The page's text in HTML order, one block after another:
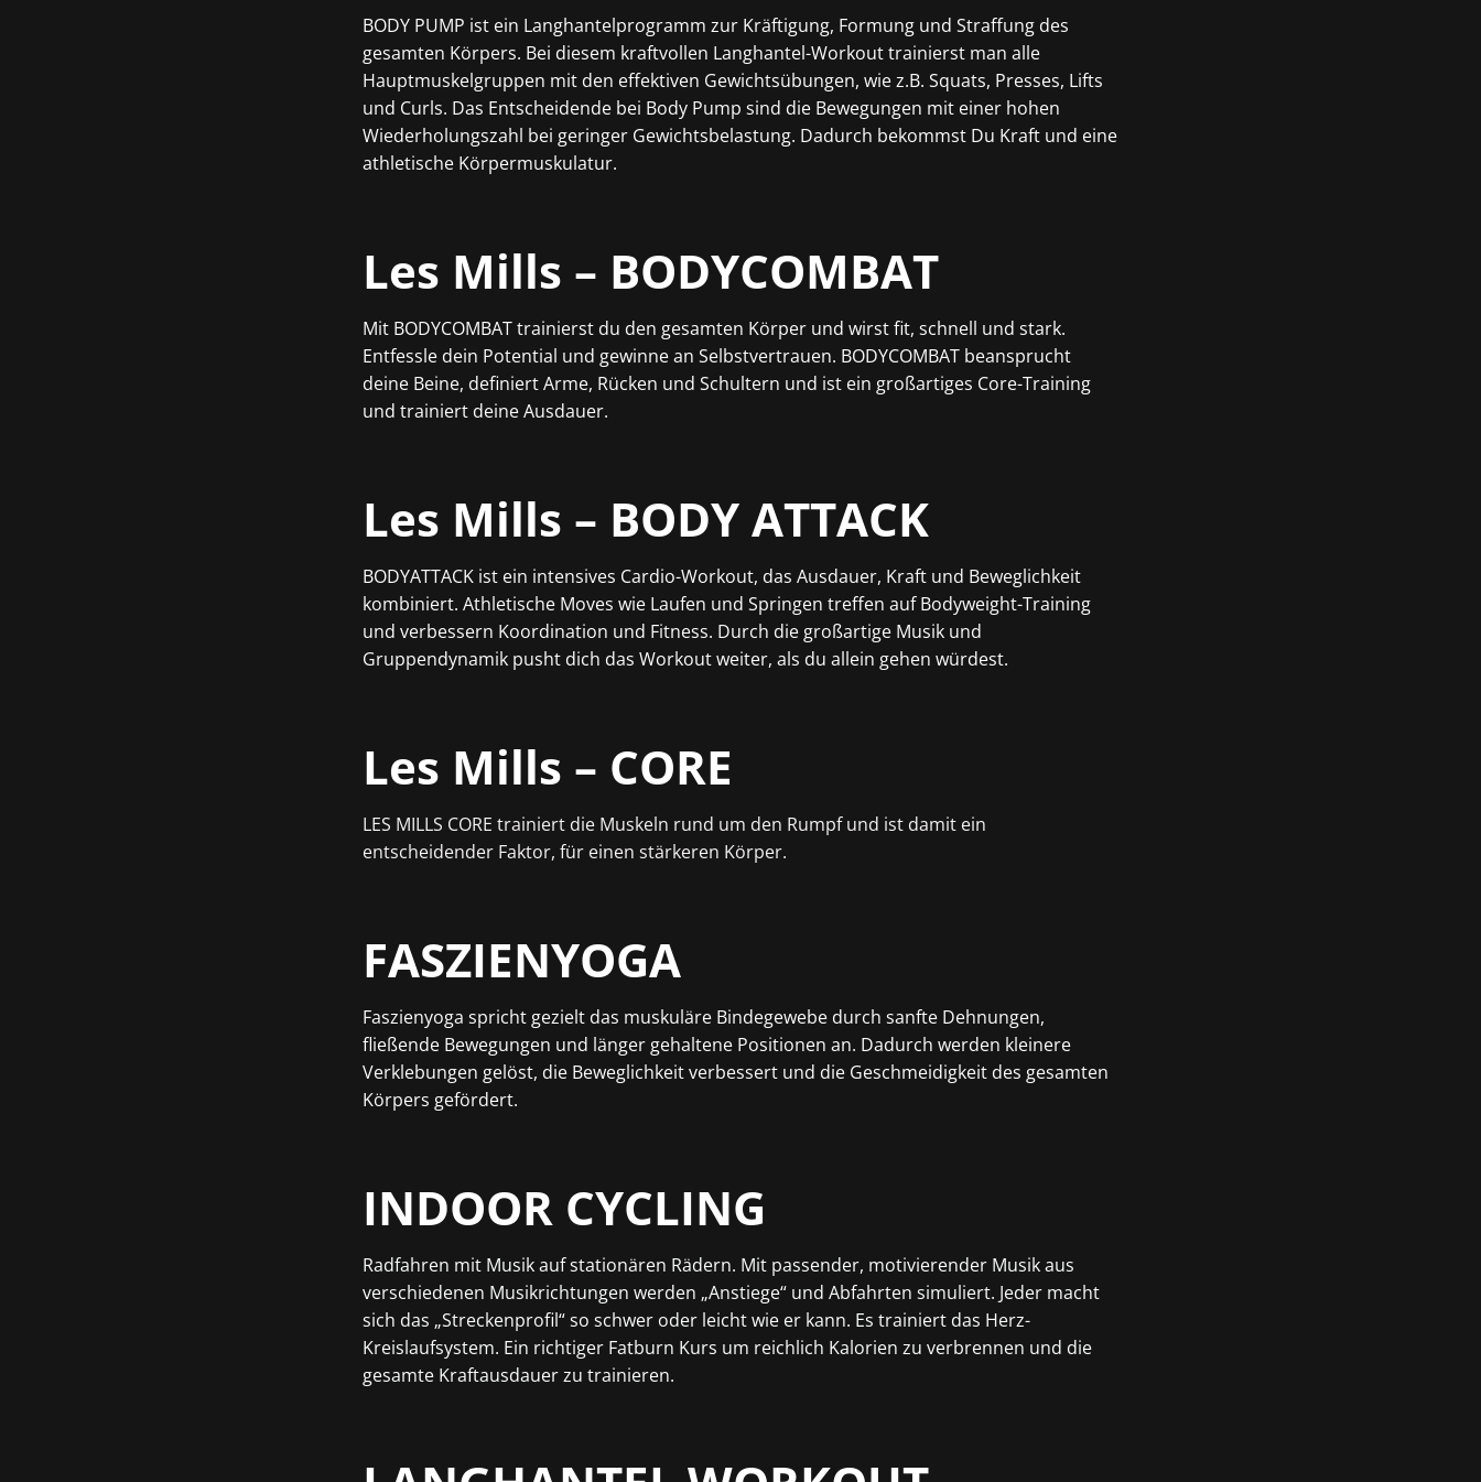
BODY PUMP ist ein Langhantelprogramm zur Kräftigung, Formung und Straffung des
gesamten Körpers. Bei diesem kraftvollen Langhantel-Workout trainierst man alle
Hauptmuskelgruppen mit den effektiven Gewichtsübungen, wie z.B. Squats, Presses, Lifts
und Curls. Das Entscheidende bei Body Pump sind die Bewegungen mit einer hohen
Wiederholungszahl bei geringer Gewichtsbelastung. Dadurch bekommst Du Kraft und eine
athletische Körpermuskulatur.
Les Mills – BODYCOMBAT
Mit BODYCOMBAT trainierst du den gesamten Körper und wirst fit, schnell und stark.
Entfessle dein Potential und gewinne an Selbstvertrauen. BODYCOMBAT beansprucht
deine Beine, definiert Arme, Rücken und Schultern und ist ein großartiges Core-Training
und trainiert deine Ausdauer.
Les Mills – BODY ATTACK
BODYATTACK ist ein intensives Cardio-Workout, das Ausdauer, Kraft und Beweglichkeit
kombiniert. Athletische Moves wie Laufen und Springen treffen auf Bodyweight-Training
und verbessern Koordination und Fitness. Durch die großartige Musik und
Gruppendynamik pusht dich das Workout weiter, als du allein gehen würdest.
Les Mills – CORE
LES MILLS CORE trainiert die Muskeln rund um den Rumpf und ist damit ein
entscheidender Faktor, für einen stärkeren Körper.
FASZIENYOGA
Faszienyoga spricht gezielt das muskuläre Bindegewebe durch sanfte Dehnungen,
fließende Bewegungen und länger gehaltene Positionen an. Dadurch werden kleinere
Verklebungen gelöst, die Beweglichkeit verbessert und die Geschmeidigkeit des gesamten
Körpers gefördert.
INDOOR CYCLING
Radfahren mit Musik auf stationären Rädern. Mit passender, motivierender Musik aus
verschiedenen Musikrichtungen werden „Anstiege“ und Abfahrten simuliert. Jeder macht
sich das „Streckenprofil“ so schwer oder leicht wie er kann. Es trainiert das Herz-
Kreislaufsystem. Ein richtiger Fatburn Kurs um reichlich Kalorien zu verbrennen und die
gesamte Kraftausdauer zu trainieren.